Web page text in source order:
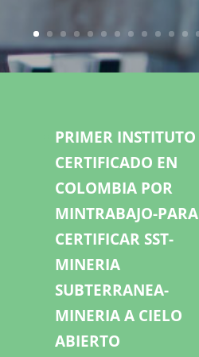
PRIMER INSTITUTO
CERTIFICADO EN
COLOMBIA POR
MINTRABAJO-PARA
CERTIFICAR SST-
MINERIA
SUBTERRANEA-
MINERIA A CIELO
ABIERTO